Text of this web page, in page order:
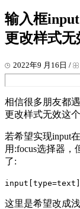
输入框
更改样式
2022年9 月16日 /
相信很多朋友都
更改样式无效这个
若希望实现input
用:focus选择器，
了:
这里是希望改成